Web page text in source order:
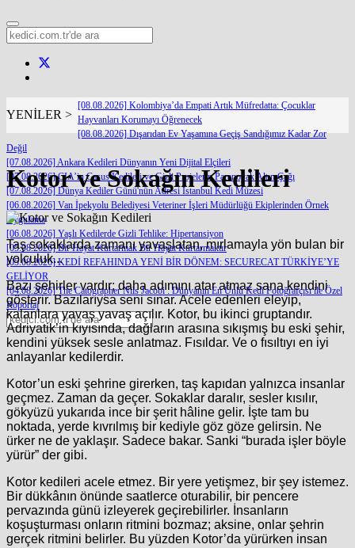
YENİLER >
[08.08.2026] Kolombiya’da Empati Artık Müfredatta: Çocuklar
Hayvanları Korumayı Öğrenecek
[08.08.2026] Dışarıdan Ev Yaşamına Geçiş Sandığımız Kadar Zor
Değil
[07.08.2026] Ankara Kedileri Dünyanın Yeni Dijital Elçileri
[07.08.2026] CIA’in Casus Kedileri ve Gizli Projelerin Paranoyak Altın Çağı
[07.08.2026] Dünya Kediler Günü'nün Adresi İstanbul Kedi Müzesi
[06.08.2026] Van İpekyolu Belediyesi Veteriner İşleri Müdürlüğü Ekiplerinden Örnek
Uygulama
[06.08.2026] Yaşlı Kedilerde Gizli Tehlike: Hipertansiyon
[05.08.2026] Bir Hayat Kurtarmak Bir Hayat Kurtarmaktır
[05.08.2026] KEDİ REFAHINDA YENİ BİR DÖNEM: SECURECAT TÜRKİYE’YE
GELİYOR
[04.08.2026] The Catographer Nils Jacobi : Dünyanın En Ünlü Kedi Fotoğrafçısı ile Özel
Röportaj
Kotor ve Sokağın Kedileri
Taş sokaklarda zamanı yavaşlatan, mırlamayla yön bulan bir
yolculuk...
Bazı şehirler vardır; daha adımını atar atmaz sana kendini
gösterir. Bazılarıysa seni sınar. Acele edenleri eleyip,
kalanlara yavaş yavaş açılır. Kotor, bu ikinci gruptandır.
Adriyatik’in kıyısında, dağların arasına sıkışmış bu eski şehir,
kendini yüksek sesle anlatmaz. Fısıldar. Ve o fısıltıyı en iyi
anlayanlar kedilerdir.
Kotor’un eski şehrine girerken, taş kapıdan yalnızca insanlar
geçmez. Zaman da geçer. Sokaklar daralır, sesler kısılır,
gökyüzü yukarıda ince bir şerit hâline gelir. İşte tam bu
noktada, yerde kıvrılmış bir kediyle göz göze gelirsin. Ne
ürker ne de yaklaşır. Sadece bakar. Sanki “burada işler böyle
yürür” der gibi.
Kotor kedileri acele etmez. Bir yere yetişmez, bir şey istemez.
Bir dükkânın önünde saatlerce oturabilir, bir pencere
pervazında günü izleyerek geçirebilirler. İnsanların
koşuşturması onların ritmini bozmaz; aksine, onlar şehrin
gerçek ritmini belirler. Bu yüzden Kotor’da yürürken insan